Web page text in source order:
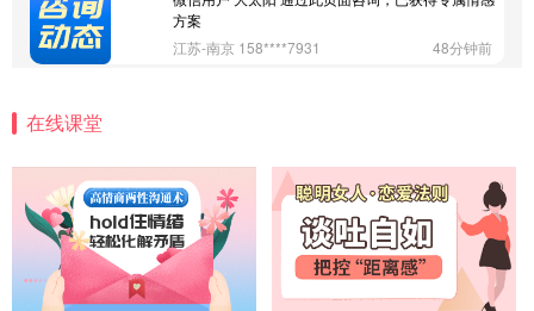
方案
江苏-南京 158****7931
48分钟前
情感方案
北京-朝阳 151****3189
22分钟前
微信用户 巧?媚儿 通过此页面咨询，已获得专属情感
方案
上海-浦东 177****9074
56分钟前
在线课堂